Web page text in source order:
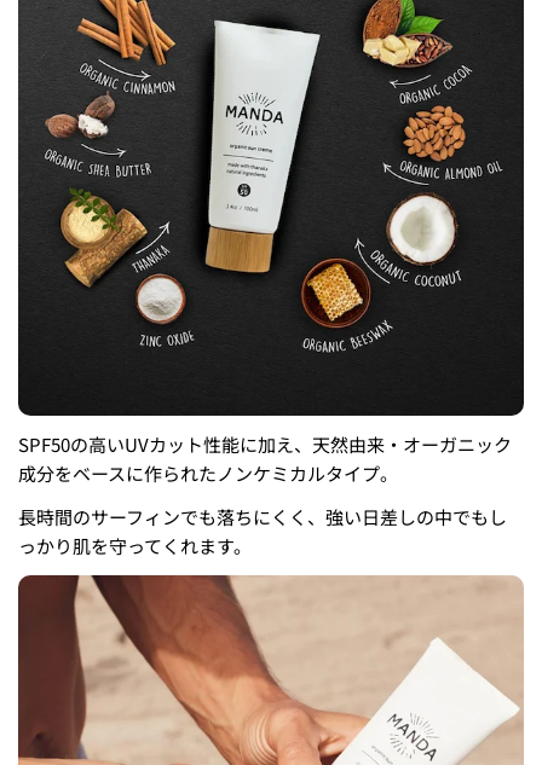
SPF50の高いUVカット性能に加え、天然由来・オーガニック
成分をベースに作られたノンケミカルタイプ。
長時間のサーフィンでも落ちにくく、強い日差しの中でもし
っかり肌を守ってくれます。